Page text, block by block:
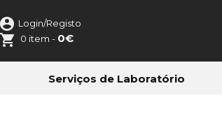
Login/Registo
0 item - 0€
Serviços de Laboratório